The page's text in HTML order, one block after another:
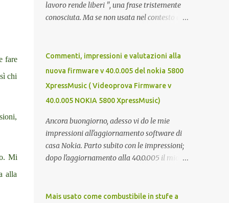
fare
chi
Mi
alla
lavoro rende liberi ", una frase tristemente
conosciuta. Ma se non usata nel contesto di
ricchezza propria, e la ricchezza propria
significa autonomia. E in definitiva,
seme della libertà. Mi auguro dunque questo
elenco possa essere d'aiuto. Buona fortuna a
tutti e buona giornata, Luca Zecca Jooble
Trovit Monster Lavoro.org Cerco-
Lavoro.info Jobcrawler CercoLavoro.com
Motore Lavoro Subito.it (Sezione OFFERTE
DI LAVORO) Info Jobs
Commenti, impressioni e valutazioni alla
nuova firmware v 40.0.005 del nokia 5800
XpressMusic ( Videoprova Firmware v
40.0.005 NOKIA 5800 XpressMusic)
Ancora buongiorno, adesso vi do le mie
impressioni all'aggiornamento software di
casa Nokia. Parto subito con le impressioni;
dopo l'aggiornamento alla 40.0.005 il mio
reattivo. Quando lo giri digitando un sms
Mais usato come combustibile in stufe a